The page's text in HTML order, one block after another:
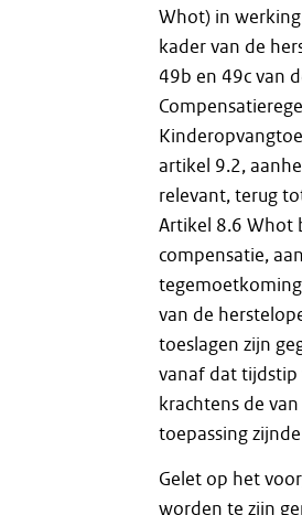
Whot) in
kader van de
49b en 49c van
artikel 9.2,
relevant, terug
Artikel 8.6 Whot
compensatie,
van de
toeslagen zijn
vanaf dat tijdstip
krachtens de van
toepassing
Gelet op het
worden te zijn